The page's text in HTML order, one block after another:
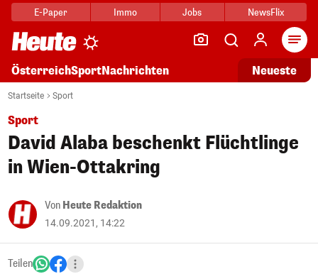
E-Paper Immo Jobs NewsFlix
ÖsterreichSportNachrichten Neueste
Startseite Sport
Sport
David Alaba beschenkt Flüchtlinge
in Wien-Ottakring
Von Heute Redaktion
14.09.2021, 14:22
Teilen